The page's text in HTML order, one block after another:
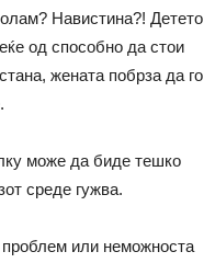
Навистина?! Детето
од способно да стои
жената побрза да го
може да биде тешко
среде гужва.
проблем или неможноста